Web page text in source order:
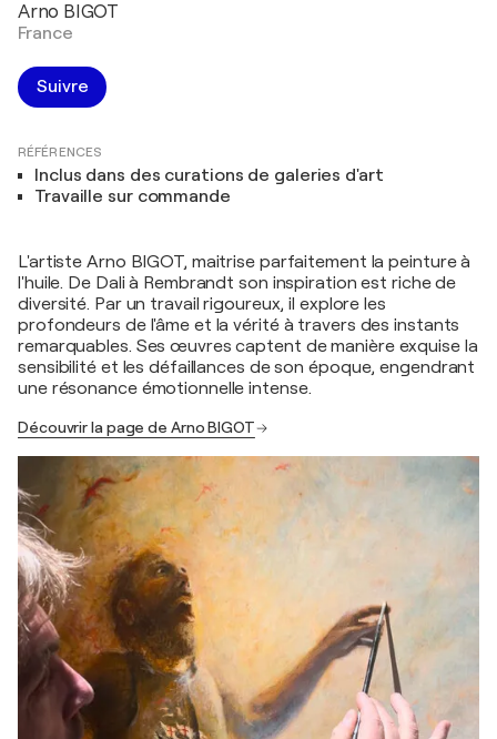
Arno BIGOT
France
Suivre
RÉFÉRENCES
Inclus dans des curations de galeries d'art
Travaille sur commande
L'artiste Arno BIGOT, maitrise parfaitement la peinture à
l'huile. De Dali à Rembrandt son inspiration est riche de
diversité. Par un travail rigoureux, il explore les
profondeurs de l'âme et la vérité à travers des instants
remarquables. Ses œuvres captent de manière exquise la
sensibilité et les défaillances de son époque, engendrant
une résonance émotionnelle intense.
Découvrir la page de Arno BIGOT